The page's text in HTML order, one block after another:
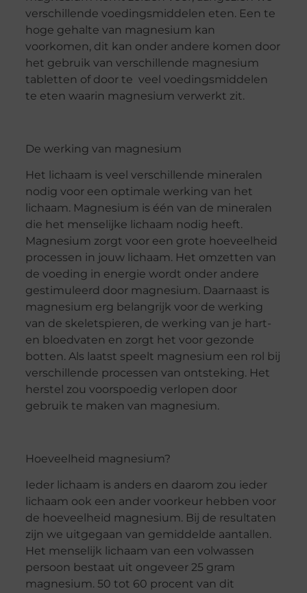
verschillende voedingsmiddelen eten. Een te
hoge gehalte van magnesium kan
voorkomen, dit kan onder andere komen door
het gebruik van verschillende magnesium
tabletten of door te veel voedingsmiddelen
te eten waarin magnesium verwerkt zit.
De werking van magnesium
Het lichaam is veel verschillende mineralen
nodig voor een optimale werking van het
lichaam. Magnesium is één van de mineralen
die het menselijke lichaam nodig heeft.
Magnesium zorgt voor een grote hoeveelheid
processen in jouw lichaam. Het omzetten van
de voeding in energie wordt onder andere
gestimuleerd door magnesium. Daarnaast is
magnesium erg belangrijk voor de werking
van de skeletspieren, de werking van je hart-
en bloedvaten en zorgt het voor gezonde
botten. Als laatst speelt magnesium een rol bij
verschillende processen van ontsteking. Het
herstel zou voorspoedig verlopen door
gebruik te maken van magnesium.
Hoeveelheid magnesium?
Ieder lichaam is anders en daarom zou ieder
lichaam ook een ander voorkeur hebben voor
de hoeveelheid magnesium. Bij de resultaten
zijn we uitgegaan van gemiddelde aantallen.
Het menselijk lichaam van een volwassen
persoon bestaat uit ongeveer 25 gram
magnesium. 50 tot 60 procent van dit